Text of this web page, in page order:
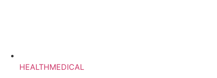
HEALTHMEDICAL